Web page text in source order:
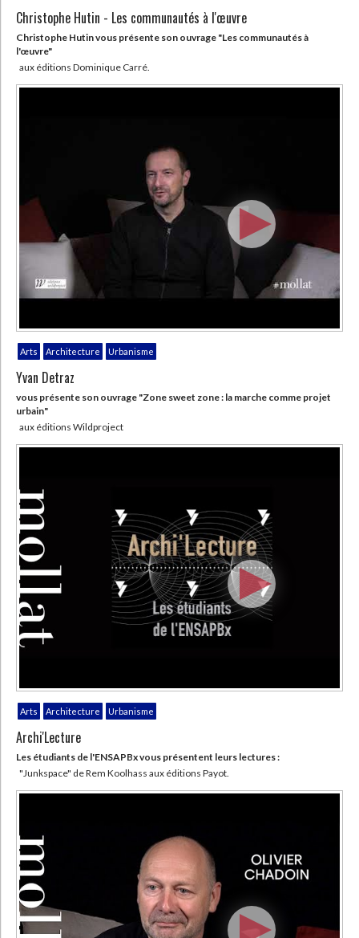
Christophe Hutin - Les communautés à l'œuvre
Christophe Hutin vous présente son ouvrage "Les communautés à
l'œuvre"
aux éditions Dominique Carré.
Arts Architecture Urbanisme
Yvan Detraz
vous présente son ouvrage "Zone sweet zone : la marche comme projet
urbain"
aux éditions Wildproject
Arts Architecture Urbanisme
Archi'Lecture
Les étudiants de l'ENSAPBx vous présentent leurs lectures :
"Junkspace" de Rem Koolhass aux éditions Payot.